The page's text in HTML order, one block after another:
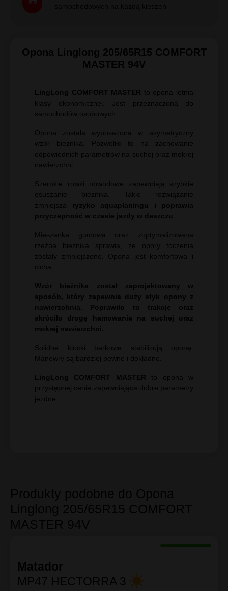
Opona Linglong 205/65R15 COMFORT
MASTER 94V
LingLong COMFORT MASTER to opona letnia
klasy ekonomicznej. Jest przeznaczona do
samochodów osobowych.
Opona została wyposażona w asymetryczny
wzór bieżnika. Pozwoliło to na zachowanie
odpowiednich parametrów na suchej oraz mokrej
nawierzchni.
Szerokie rowki obwodowe zapewniają szybkie
osuszanie bieżnika. Takie rozwiązanie
zmniejsza ryzyko aquaplaningu i poprawia
przyczepność w czasie jazdy w deszczu
Mieszanka gumowa oraz zoptymalizowana
rzeźba bieżnika sprawia, że opory toczenia
zostały zmniejszone. Opona jest komfortowa i
cicha.
Wzór bieżnika został zaprojektowany w
sposób, który zapewnia duży styk opony z
nawierzchnią. Poprawiło to trakcję oraz
skróciło drogę hamowania na suchej oraz
mokrej nawierzchni.
Solidne klocki barkowe stabilizują oponę.
Manewry są bardziej pewne i dokładne.
LingLong COMFORT MASTER to opona w
przystępnej cenie zapewniająca dobre parametry
jezdne.
Matador
MP47 HECTORRA 3